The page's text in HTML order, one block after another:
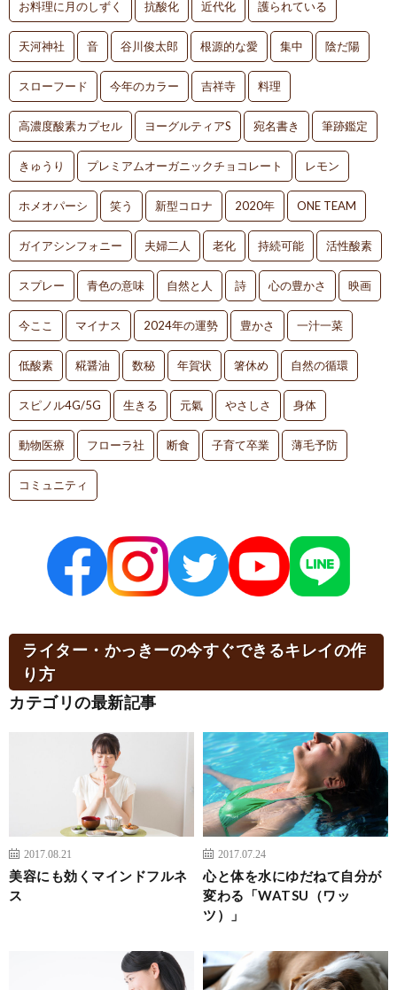
お料理に月のしずく 抗酸化 近代化 護られている
天河神社 音 谷川俊太郎 根源的な愛 集中 陰だ陽
スローフード 今年のカラー 吉祥寺 料理
高濃度酸素カプセル ヨーグルティアS 宛名書き 筆跡鑑定
きゅうり プレミアムオーガニックチョコレート レモン
ホメオパーシ 笑う 新型コロナ 2020年 ONE TEAM
ガイアシンフォニー 夫婦二人 老化 持続可能 活性酸素
スプレー 青色の意味 自然と人 詩 心の豊かさ 映画
今ここ マイナス 2024年の運勢 豊かさ 一汁一菜
低酸素 糀醤油 数秘 年賀状 箸休め 自然の循環
スピノル4G/5G 生きる 元氣 やさしさ 身体
動物医療 フローラ社 断食 子育て卒業 薄毛予防
コミュニティ
ライター・かっきーの今すぐできるキレイの作
り方
カテゴリの最新記事
2017.08.21
美容にも効くマインドフルネ
ス
2017.07.24
心と体を水にゆだねて自分が
変わる「WATSU（ワッ
ツ）」